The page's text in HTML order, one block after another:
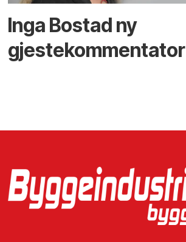
Inga Bostad ny
gjestekommentator